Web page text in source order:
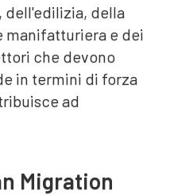
dell'edilizia, della
manifatturiera e dei
che devono
in termini di forza
ad
Migration